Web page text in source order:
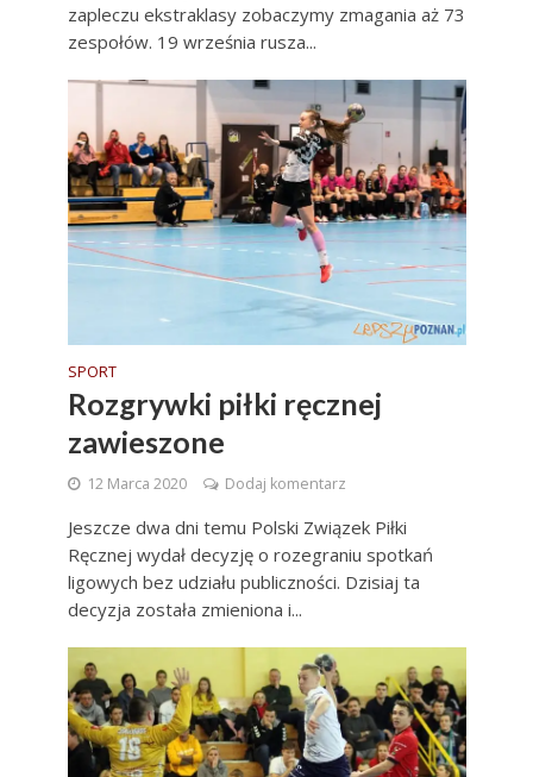
zapleczu ekstraklasy zobaczymy zmagania aż 73
zespołów. 19 września rusza...
SPORT
Rozgrywki piłki ręcznej
zawieszone
12 Marca 2020 Dodaj komentarz
Jeszcze dwa dni temu Polski Związek Piłki
Ręcznej wydał decyzję o rozegraniu spotkań
ligowych bez udziału publiczności. Dzisiaj ta
decyzja została zmieniona i...